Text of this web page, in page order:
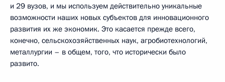
и 29 вузов, и мы используем действительно уникальные
возможности наших новых субъектов для инновационного
развития их же экономик. Это касается прежде всего,
конечно, сельскохозяйственных наук, агробиотехнологий,
металлургии – в общем, того, что исторически было
развито.